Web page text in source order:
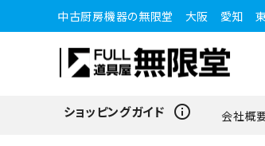
中古厨房機器の無限堂 大阪 愛知
ショッピングガイド info_outline 会社概